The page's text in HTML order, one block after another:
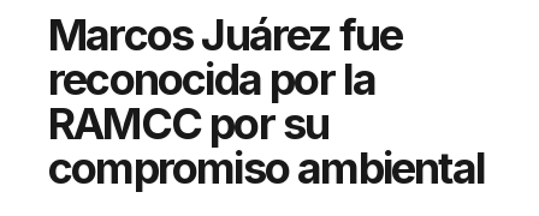
Campañas
Residuos
Proyectos
Empleos Verdes Locales
Marcos Juárez fue
reconocida por la
RAMCC por su
compromiso ambiental